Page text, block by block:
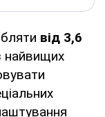
від 3,6
найвищих